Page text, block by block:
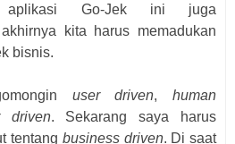
aplikasi Go-Jek ini juga
kita harus memadukan
bisnis.
user driven,human
driven. Sekarang saya harus
tentang business driven. Di saat